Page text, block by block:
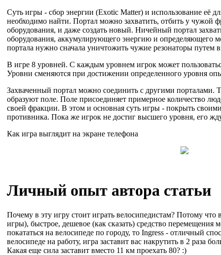
Суть игры - сбор энергии (Exotic Matter) и использование её
необходимо найти. Портал можно захватить, отбить у чужой
оборудования, и даже создать новый. Ничейный портал
оборудования, аккумулирующего энергию и определяющего
портала нужно сначала уничтожить чужие резонаторы путем
В игре 8 уровней. С каждым уровнем игрок может
Уровни сменяются при достижении определенного уровня
Захваченный портал можно соединить с другими порталами.
образуют поле. Поле присоединяет примерное количество
своей фракции. В этом и основная суть игры - покрыть
противника. Пока же игрок не достиг высшего уровня, его
Как игра выглядит на экране телефона
Личный опыт автора статьи
Почему в эту игру стоит играть велосипедистам? Потому что
игры), быстрое, дешевое (как сказать) средство перемещения
покататься на велосипеде по городу, то Ingress - отличный
велосипеде на работу, игра заставит вас накрутить в 2 раза
Какая еще сила заставит вместо 11 км проехать 80? :)